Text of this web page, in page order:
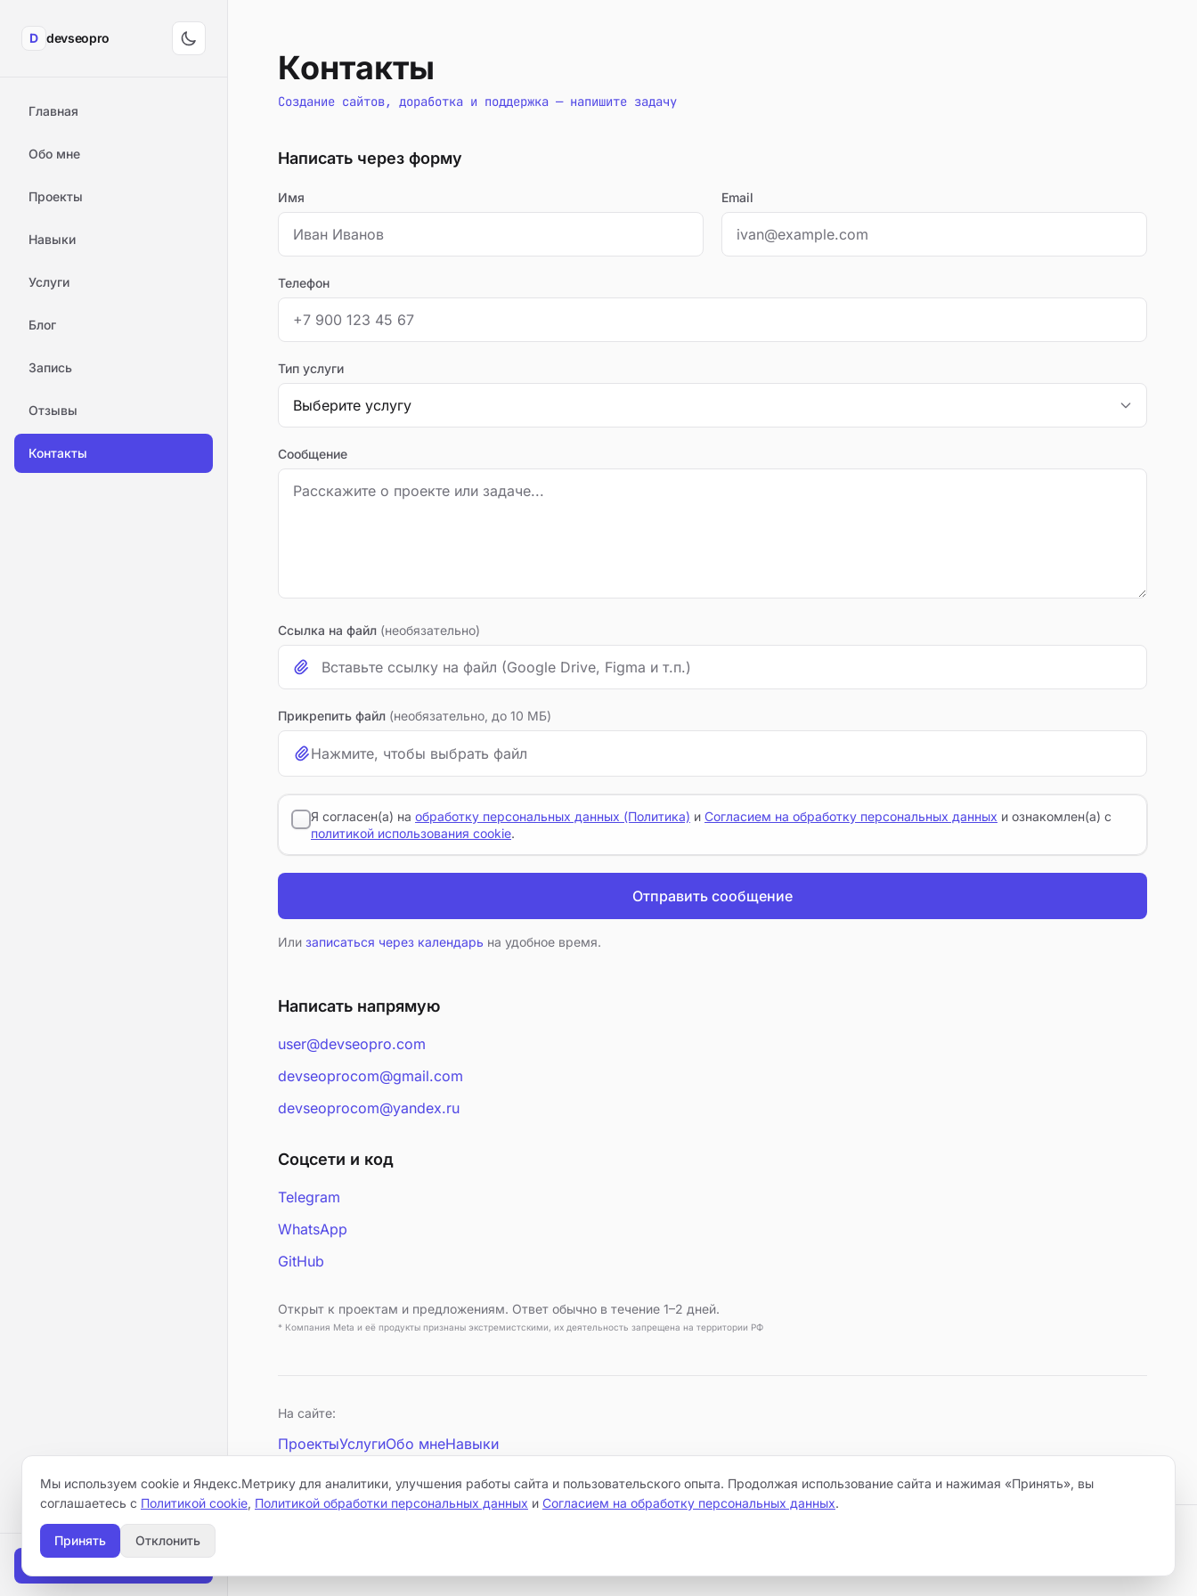
D devseopro
Главная
Обо мне
Проекты
Навыки
Услуги
Блог
Запись
Отзывы
Контакты
Контакты
Создание сайтов, доработка и поддержка — напишите задачу
Написать через форму
Имя Email
Телефон
Тип услуги
Сообщение
Ссылка на файл (необязательно)
Прикрепить файл (необязательно, до 10 МБ)
Нажмите, чтобы выбрать файл
Я согласен(а) на обработку персональных данных (Политика) и Согласием на обработку персональных данных и ознакомлен(а) с
политикой использования cookie.
Отправить сообщение
Или записаться через календарь на удобное время.
Написать напрямую
user@devseopro.com
devseoprocom@gmail.com
devseoprocom@yandex.ru
Соцсети и код
Telegram
WhatsApp
GitHub
Открыт к проектам и предложениям. Ответ обычно в течение 1–2 дней.
* Компания Meta и её продукты признаны экстремистскими, их деятельность запрещена на территории РФ
На сайте:
ПроектыУслугиОбо мнеНавыки
Мы используем cookie и Яндекс.Метрику для аналитики, улучшения работы сайта и пользовательского опыта. Продолжая использование сайта и нажимая «Принять», вы
соглашаетесь с Политикой cookie, Политикой обработки персональных данных и Согласием на обработку персональных данных.
Принять Отклонить